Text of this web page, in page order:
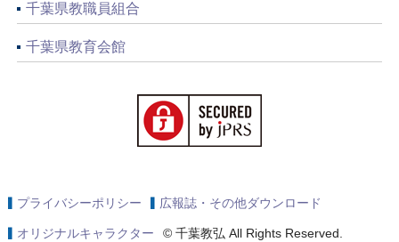
千葉県教職員組合
千葉県教育会館
プライバシーポリシー 広報誌・その他ダウンロード
オリジナルキャラクター © 千葉教弘 All Rights Reserved.